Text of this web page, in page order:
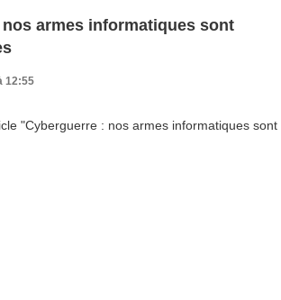
armes informatiques sont
12:55